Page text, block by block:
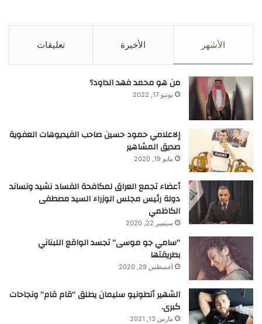
الأشهر الأخيرة تعليقات
من هو محمد فهد الداود؟
يونيو 17, 2022
إلاعلامي حمود حسين صاحب الفيديوهات العفوية
صديق المشاهير
مايو 19, 2020
أعضاء تجمع العراق لمكافحة الفساد نشيد ونساند
دولة رئيس مجلس الوزراء السيد مصطفى
الكاظمي
سبتمبر 22, 2020
“سامي جو موسى” تجسد الواقع اللبناني
بطريقتها
أغسطس 29, 2020
الشهير أنطونيو سليمان يطلق “قام قام” ونجاحات
كبرى.
مارس 13, 2021